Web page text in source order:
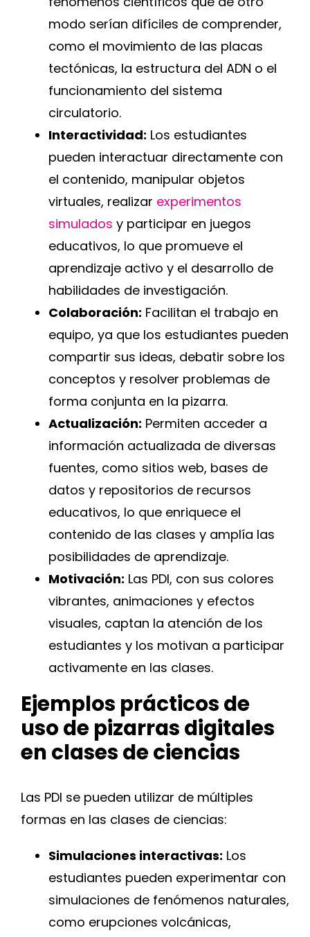
modo serían difíciles de comprender,
como el movimiento de las placas
tectónicas, la estructura del ADN o el
funcionamiento del sistema
circulatorio.
Interactividad: Los estudiantes
pueden interactuar directamente con
el contenido, manipular objetos
virtuales, realizar experimentos
simulados y participar en juegos
educativos, lo que promueve el
aprendizaje activo y el desarrollo de
habilidades de investigación.
Colaboración: Facilitan el trabajo en
equipo, ya que los estudiantes pueden
compartir sus ideas, debatir sobre los
conceptos y resolver problemas de
forma conjunta en la pizarra.
Actualización: Permiten acceder a
información actualizada de diversas
fuentes, como sitios web, bases de
datos y repositorios de recursos
educativos, lo que enriquece el
contenido de las clases y amplía las
posibilidades de aprendizaje.
Motivación: Las PDI, con sus colores
vibrantes, animaciones y efectos
visuales, captan la atención de los
estudiantes y los motivan a participar
activamente en las clases.
Ejemplos prácticos de
uso de pizarras digitales
en clases de ciencias
Las PDI se pueden utilizar de múltiples
formas en las clases de ciencias:
Simulaciones interactivas: Los
estudiantes pueden experimentar con
simulaciones de fenómenos naturales,
como erupciones volcánicas,